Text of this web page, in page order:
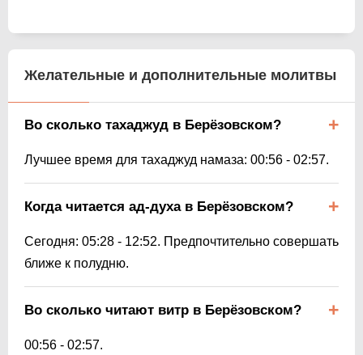
Желательные и дополнительные молитвы
Во сколько тахаджуд в Берёзовском?
Лучшее время для тахаджуд намаза: 00:56 - 02:57.
Когда читается ад-духа в Берёзовском?
Сегодня: 05:28 - 12:52. Предпочтительно совершать
ближе к полудню.
Во сколько читают витр в Берёзовском?
00:56 - 02:57.